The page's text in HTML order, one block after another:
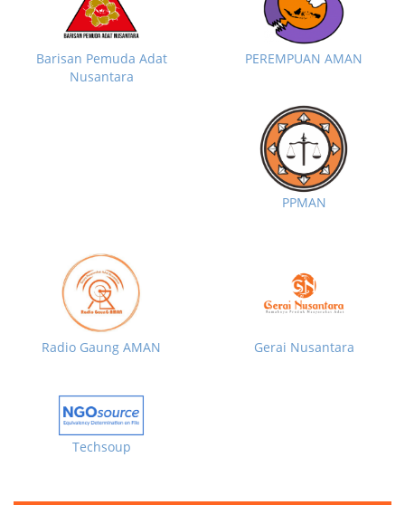
Barisan Pemuda Adat
Nusantara
PEREMPUAN AMAN
PPMAN
Radio Gaung AMAN Gerai Nusantara
Techsoup